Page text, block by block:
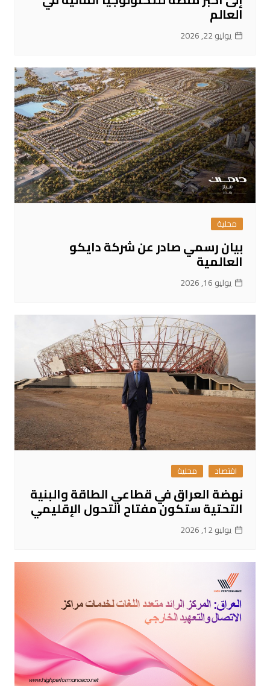
العالم
يوليو 22, 2026
محلية
بيان رسمي صادر عن شركة دايكو
العالمية
يوليو 16, 2026
اقتصاد محلية
نهضة العراق في قطاعي الطاقة والبنية
التحتية ستكون مفتاح التحول الإقليمي
يوليو 12, 2026